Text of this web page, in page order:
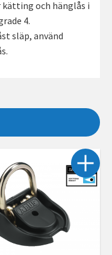
kätting och hänglås i
4.
släp, använd